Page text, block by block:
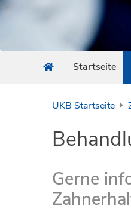
Startseite
UKB Startseite
Gerne